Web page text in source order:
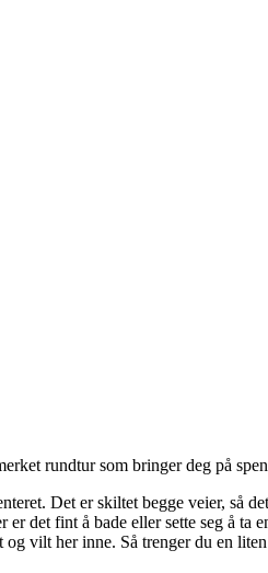
rundtur som bringer deg på
Det er skiltet begge veier, så
det fint å bade eller sette seg å ta
vilt her inne. Så trenger du en